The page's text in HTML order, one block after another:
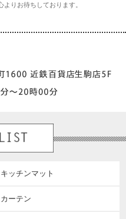
りお待ちしております。
キッチンマット
カーテン